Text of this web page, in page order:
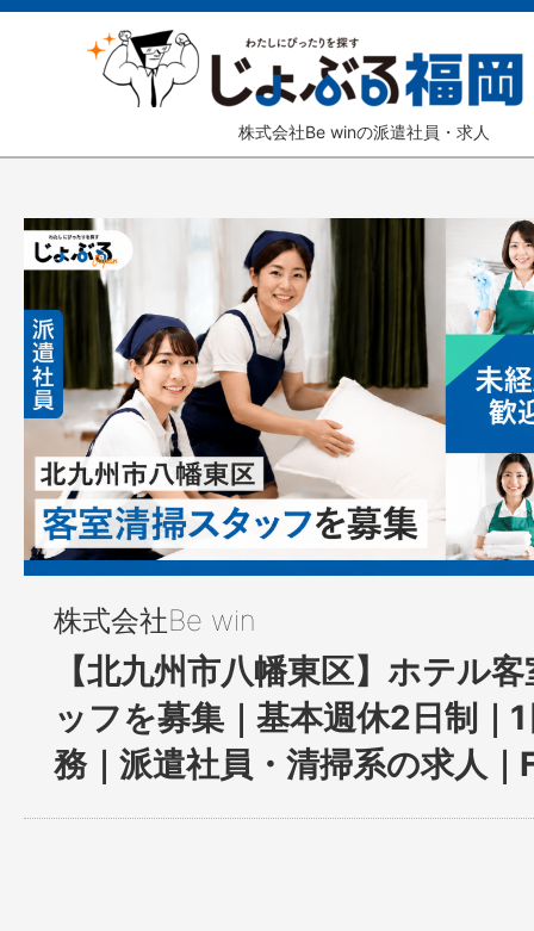
株式会社Be winの派遣社員・求人
株式会社Be win
【北九州市八幡東区】ホテル
ッフを募集｜基本週休2日制｜
務｜派遣社員・清掃系の求人｜